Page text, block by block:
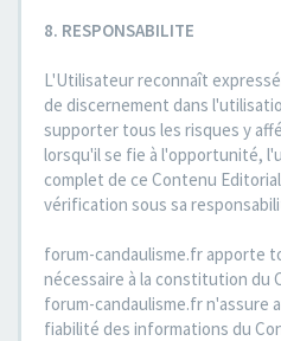
8. RESPONSABILITE
L'Utilisateur reconnaît
de discernement dans
supporter tous les risques y
lorsqu'il se fie à l'opportunité,
complet de ce Contenu
vérification sous sa
forum-candaulisme.fr apporte
nécessaire à la constitution du
forum-candaulisme.fr n'assure
fiabilité des informations du